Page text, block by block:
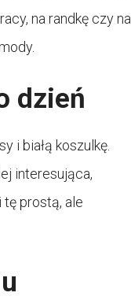
na randkę czy na
dzień
i białą koszulkę.
interesująca,
tę prostą, ale